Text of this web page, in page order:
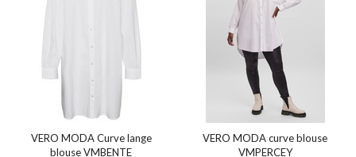
VERO MODA Curve lange
blouse VMBENTE
VERO MODA curve blouse
VMPERCEY